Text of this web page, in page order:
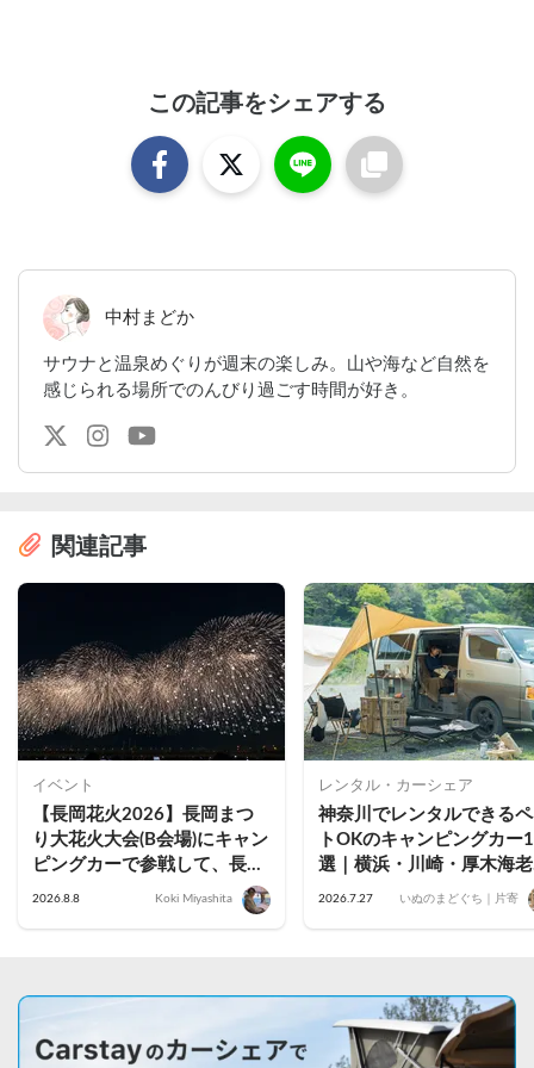
この記事をシェアする
中村まどか
サウナと温泉めぐりが週末の楽しみ。山や海など自然を
感じられる場所でのんびり過ごす時間が好き。
関連記事
イベント
【長岡花火2026】長岡まつ
り大花火大会(B会場)にキャン
ピングカーで参戦して、長岡
2026.8.8 Koki Miyashita
レンタル・カーシェア
神奈川でレンタルできる
トOKのキャンピングカー
選｜横浜・川崎・厚木海老
名・藤沢茅ヶ崎・小田原
2026.7.27 いぬのまどぐち｜片寄